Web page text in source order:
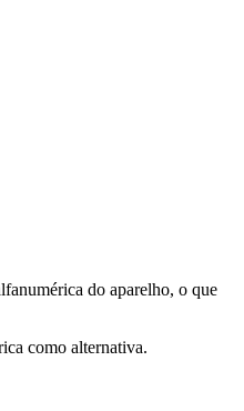
do aparelho, o que
como alternativa.